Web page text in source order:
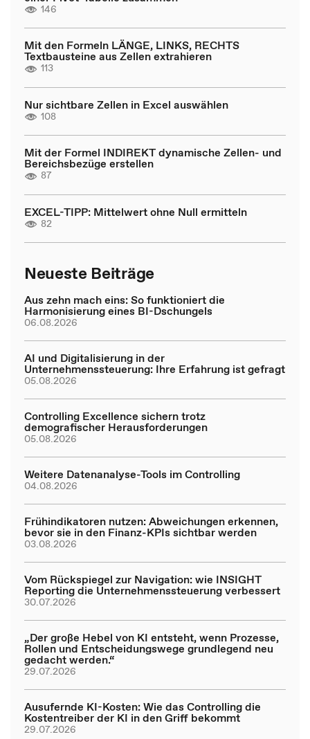
146
Mit den Formeln LÄNGE, LINKS, RECHTS
Textbausteine aus Zellen extrahieren
113
Nur sichtbare Zellen in Excel auswählen
108
Mit der Formel INDIREKT dynamische Zellen- und
Bereichsbezüge erstellen
87
EXCEL-TIPP: Mittelwert ohne Null ermitteln
82
Neueste Beiträge
Aus zehn mach eins: So funktioniert die
Harmonisierung eines BI-Dschungels
06.08.2026
AI und Digitalisierung in der
Unternehmenssteuerung: Ihre Erfahrung ist gefragt
05.08.2026
Controlling Excellence sichern trotz
demografischer Herausforderungen
05.08.2026
Weitere Datenanalyse-Tools im Controlling
04.08.2026
Frühindikatoren nutzen: Abweichungen erkennen,
bevor sie in den Finanz-KPIs sichtbar werden
03.08.2026
Vom Rückspiegel zur Navigation: wie INSIGHT
Reporting die Unternehmenssteuerung verbessert
30.07.2026
„Der große Hebel von KI entsteht, wenn Prozesse,
Rollen und Entscheidungswege grundlegend neu
gedacht werden.“
29.07.2026
Ausufernde KI-Kosten: Wie das Controlling die
Kostentreiber der KI in den Griff bekommt
29.07.2026